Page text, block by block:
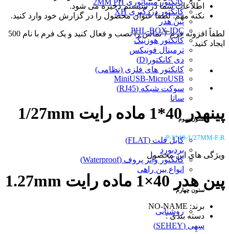
کانکتور دزدگیری XH
پین هدر
PHL-BOX-IDC
کانکتور هوزینگ
ترمینال فونیکس
دی کانکتور(D)
کانکتور های فلزی (نظامی)
MiniUSB-MicroUSB
سوکت شبکه (RJ45)
ساتا
ستون سوم
کابل فلت (FLAT)
بردبورد
کانکتور واتر پروف (Waterproof)
انواع بین راهی
ستون چهارم
روشنایی
اطلاعات شما در سیستم ذخیره می شود.
نکته مهم: لطفا عنوان محصول را در گزارش خود وارد کنید.
لطفاً افزونه فرم 7 تماس را نصب و فعال کنید و یک فرم با نام 500
ایجاد کنید.
پینهدر 40*1 ماده رایت 1/27mm
P-1*40-1/27MM-F-R
ویژگی های این محصول
پین هدر 40×1 ماده رایت 1.27mm
برند: NO-NAME
دسته بندی :
سِهِی (SEHEY)